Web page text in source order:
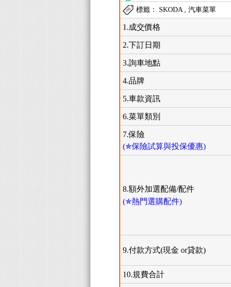
標籤： SKODA , 汽車菜單
1.成交價格
2.下訂日期
3.詢車地點
4.品牌
5.車款資訊
6.菜單類別
7.保險
(✯保險試算與投保優惠)
8.額外加選配備/配件
(✯熱門選購配件)
9.付款方式(現金 or貸款)
10.規費合計